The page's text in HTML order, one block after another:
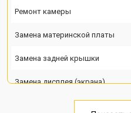
Ремонт камеры
Замена материнской платы
Замена задней крышки
Замена дисплея (экрана)